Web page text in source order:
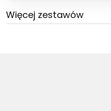
Więcej zestawów